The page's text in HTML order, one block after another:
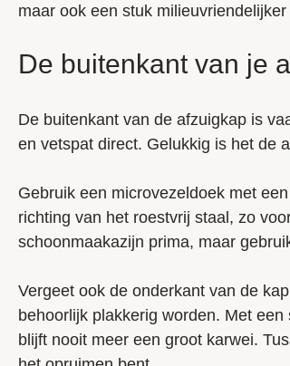
maar ook een stuk
De buitenkant van je
De buitenkant van de afzuigkap is
en vetspat direct. Gelukkig is het de
Gebruik een microvezeldoek met
richting van het roestvrij staal, zo
schoonmaakazijn prima, maar
Vergeet ook de onderkant van de
behoorlijk plakkerig worden. Met
blijft nooit meer een groot karwei.